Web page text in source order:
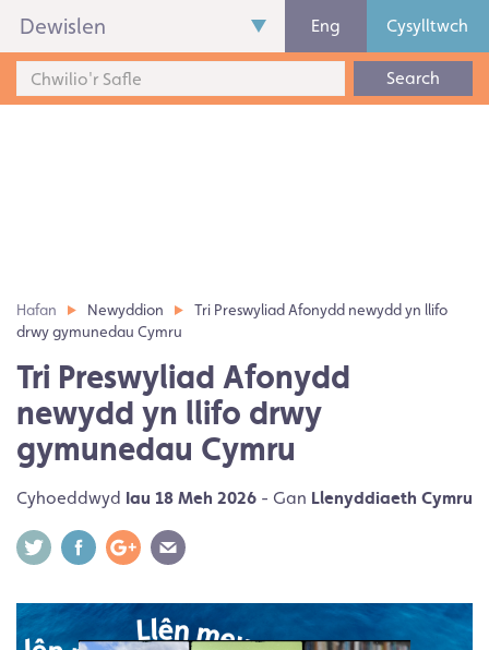
Dewislen Eng Cysylltwch
Search
Hafan Newyddion
Tri Preswyliad Afonydd newydd yn llifo
drwy gymunedau Cymru
Tri Preswyliad Afonydd
newydd yn llifo drwy
gymunedau Cymru
Cyhoeddwyd Iau 18 Meh 2026 - Gan Llenyddiaeth Cymru